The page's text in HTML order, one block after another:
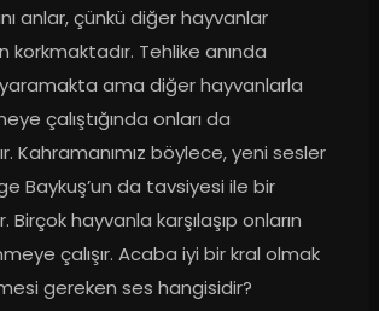
anlar, çünkü diğer hayvanlar
korkmaktadır. Tehlike anında
ama diğer hayvanlarla
çalıştığında onları da
Kahramanımız böylece, yeni sesler
Baykuş’un da tavsiyesi ile bir
Birçok hayvanla karşılaşıp onların
çalışır. Acaba iyi bir kral olmak
gereken ses hangisidir?